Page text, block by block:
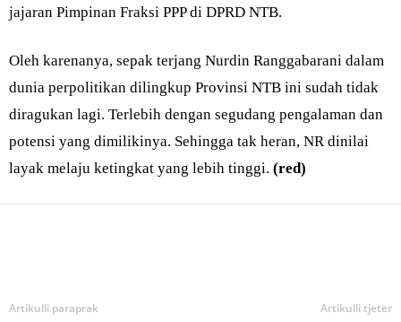
jajaran Pimpinan Fraksi PPP di DPRD NTB.
Oleh karenanya, sepak terjang Nurdin Ranggabarani dalam
dunia perpolitikan dilingkup Provinsi NTB ini sudah tidak
diragukan lagi. Terlebih dengan segudang pengalaman dan
potensi yang dimilikinya. Sehingga tak heran, NR dinilai
layak melaju ketingkat yang lebih tinggi. (red)
Artikulli paraprak Artikulli tjetër